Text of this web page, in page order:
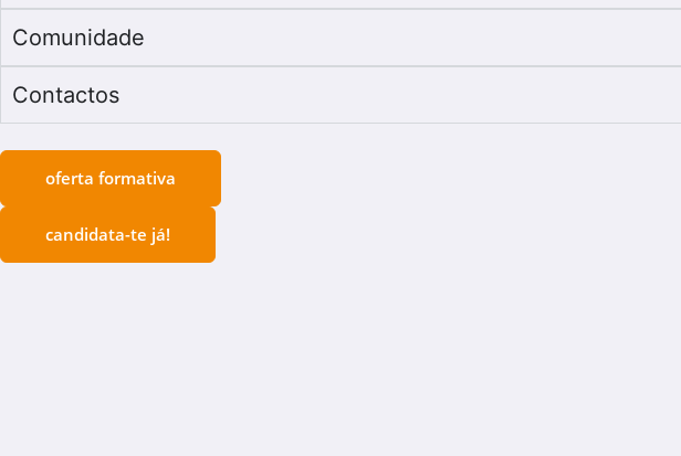
Comunidade
Contactos
oferta formativa
candidata-te já!